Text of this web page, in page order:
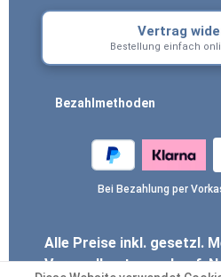
Ich habe die
Kenntnis genommen und
bin mit ihnen
Um weiterzugehen,
abgebildeten
Vertrag
Bestellung einfach
Bezahlmethoden
Bei Bezahlung per
Alle Preise inkl. gesetzl.
Versandkostenund ggf.